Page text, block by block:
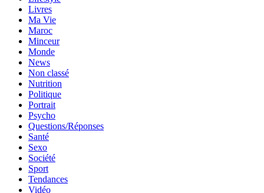
Livres
Ma Vie
Maroc
Minceur
Monde
News
Non classé
Nutrition
Politique
Portrait
Psycho
Questions/Réponses
Santé
Sexo
Société
Sport
Tendances
Vidéo